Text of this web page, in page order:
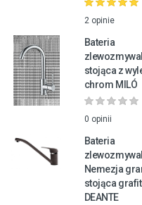
2 opinie
Bateria
stojąca z
chrom MILÓ
0 opinii
Bateria
Nemezja
stojąca
DEANTE